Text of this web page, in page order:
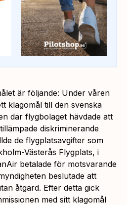
är följande: Under våren
klagomål till den svenska
där flygbolaget hävdade att
diskriminerande
de flygplatsavgifter som
Västerås Flygplats, i
betalade för motsvarande
beslutade att
åtgärd. Efter detta gick
med sitt klagomål